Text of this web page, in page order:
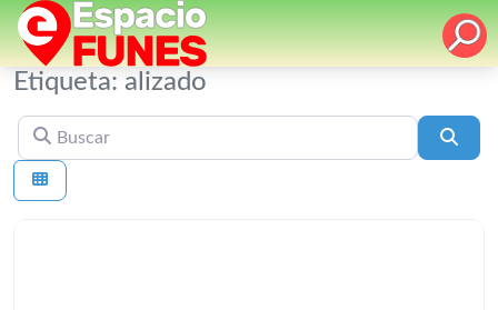
Etiqueta: alizado
Buscar